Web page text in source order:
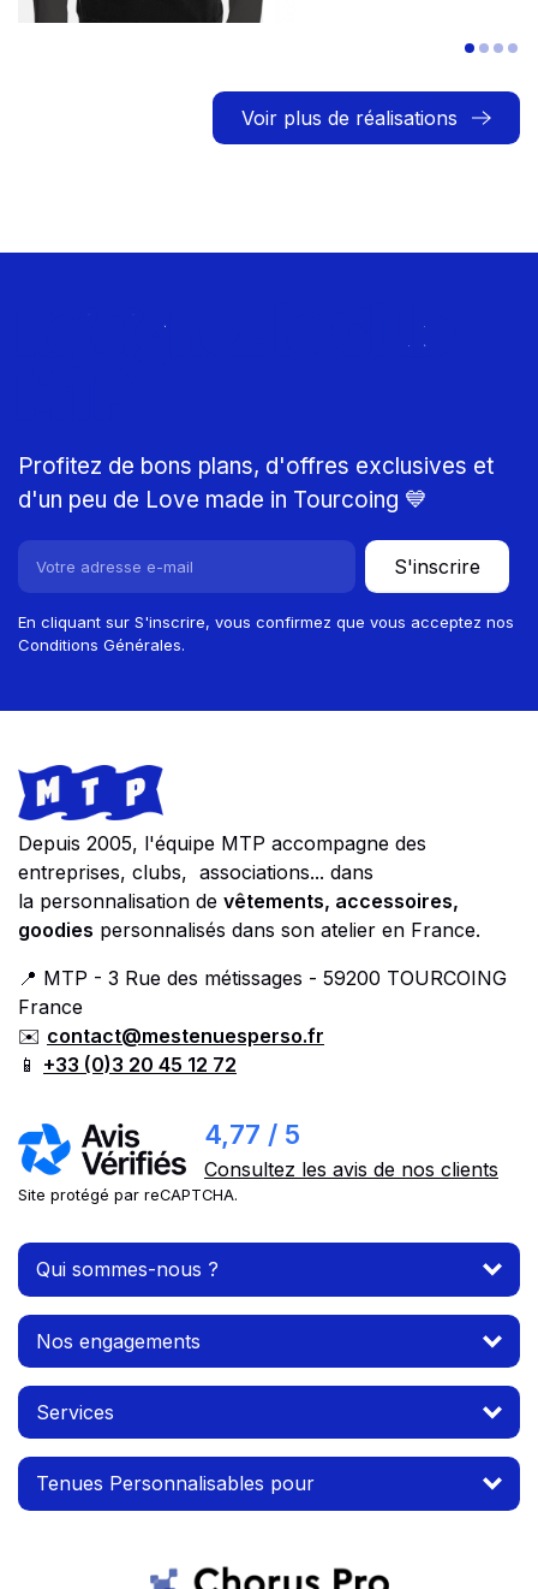
Voir plus de réalisations
Rejoignez le Club
Profitez de bons plans, d'offres exclusives et
d'un peu de Love made in Tourcoing 💙
S'inscrire
En cliquant sur S'inscrire, vous confirmez que vous acceptez nos
Conditions Générales.
Footer
Store information
Depuis 2005, l'équipe MTP accompagne des
entreprises, clubs, associations... dans
la personnalisation de vêtements, accessoires,
goodies personnalisés dans son atelier en France.
📍 MTP - 3 Rue des métissages - 59200 TOURCOING
France
✉️ contact@mestenuesperso.fr
📱 +33 (0)3 20 45 12 72
4,77 / 5
Consultez les avis de nos clients
Site protégé par reCAPTCHA.
Qui sommes-nous ?
Nos engagements
Services
Tenues Personnalisables pour